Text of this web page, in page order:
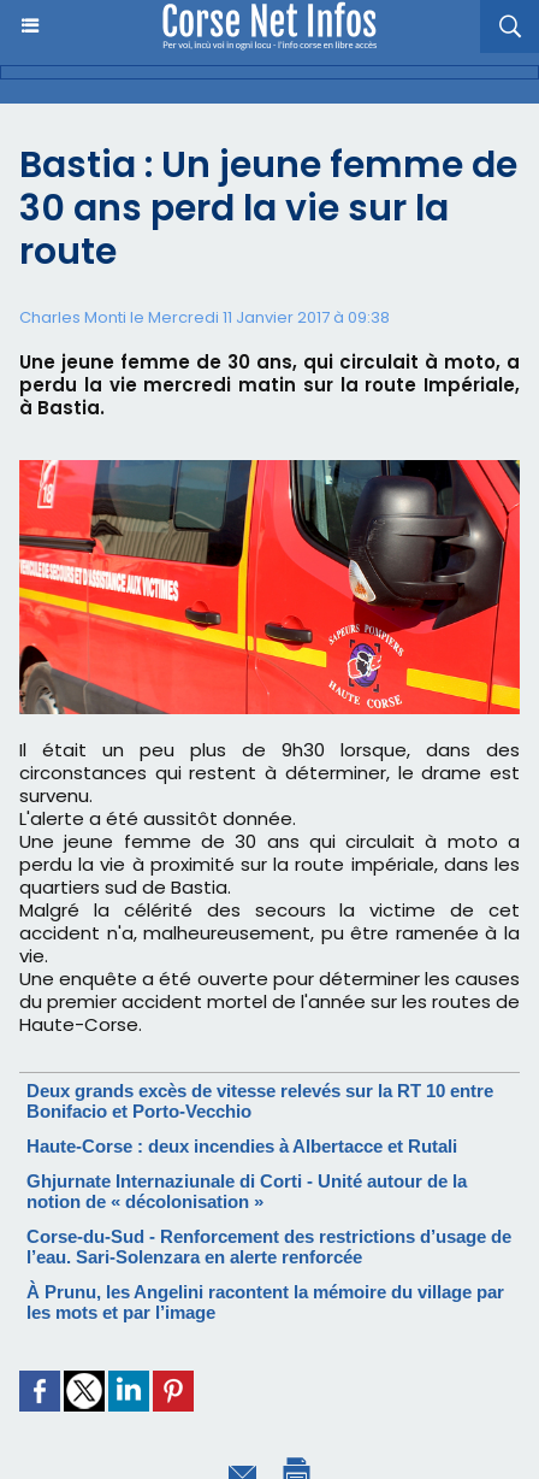
Bastia : Un jeune femme de
30 ans perd la vie sur la
route
Charles Monti le Mercredi 11 Janvier 2017 à 09:38
Une jeune femme de 30 ans, qui circulait à moto, a
perdu la vie mercredi matin sur la route Impériale,
à Bastia.
Il était un peu plus de 9h30 lorsque, dans des
circonstances qui restent à déterminer, le drame est
survenu.
L'alerte a été aussitôt donnée.
Une jeune femme de 30 ans qui circulait à moto a
perdu la vie à proximité sur la route impériale, dans les
quartiers sud de Bastia.
Malgré la célérité des secours la victime de cet
accident n'a, malheureusement, pu être ramenée à la
vie.
Une enquête a été ouverte pour déterminer les causes
du premier accident mortel de l'année sur les routes de
Haute-Corse.
Deux grands excès de vitesse relevés sur la RT 10 entre
Bonifacio et Porto-Vecchio
Haute-Corse : deux incendies à Albertacce et Rutali
Ghjurnate Internaziunale di Corti - Unité autour de la
notion de « décolonisation »
Corse-du-Sud - Renforcement des restrictions d’usage de
l’eau. Sari-Solenzara en alerte renforcée
À Prunu, les Angelini racontent la mémoire du village par
les mots et par l’image